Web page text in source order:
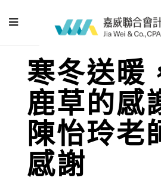
寒冬送暖
鹿草的感
陳怡玲老
感謝